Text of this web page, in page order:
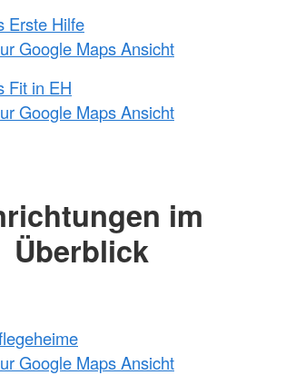
Erste Hilfe
Google Maps Ansicht
Fit in EH
Google Maps Ansicht
im
Überblick
Google Maps Ansicht